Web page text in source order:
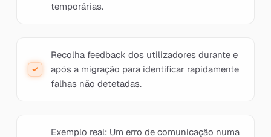
temporárias.
Recolha feedback dos utilizadores durante e
após a migração para identificar rapidamente
falhas não detetadas.
Exemplo real: Um erro de comunicação numa